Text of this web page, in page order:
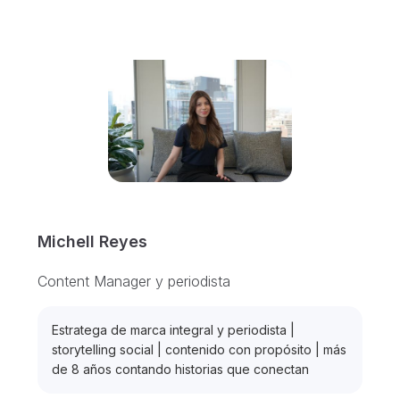
Michell Reyes
Content Manager y periodista
Estratega de marca integral y periodista |
storytelling social | contenido con propósito | más
de 8 años contando historias que conectan